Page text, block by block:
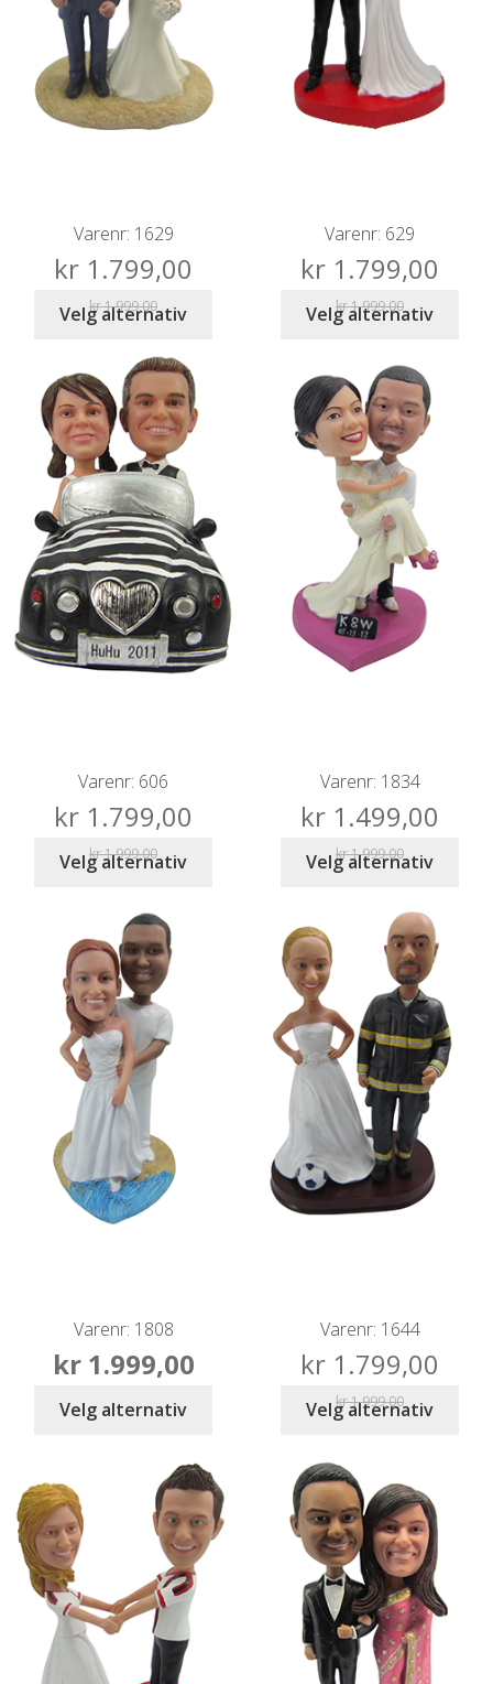
Varenr: 1629
kr1.999,00
kr 1.799,00
Velg alternativ
Varenr: 629
kr1.999,00
kr 1.799,00
Velg alternativ
Varenr: 606
kr1.999,00
kr 1.799,00
Velg alternativ
Varenr: 1834
kr1.999,00
kr 1.499,00
Velg alternativ
Varenr: 1808
kr1.999,00
Velg alternativ
Varenr: 1644
kr1.999,00
kr 1.799,00
Velg alternativ